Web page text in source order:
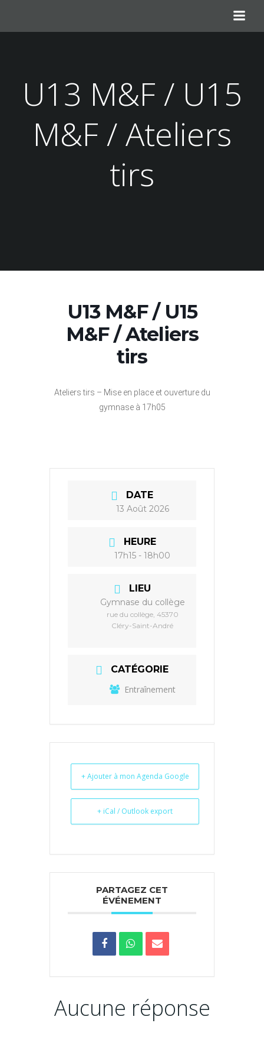
contenu
U13 M&F / U15
M&F / Ateliers
tirs
U13 M&F / U15
M&F / Ateliers
tirs
Ateliers tirs – Mise en place et ouverture du
gymnase à 17h05
DATE
13 Août 2026
HEURE
17h15 - 18h00
LIEU
Gymnase du collège
rue du collège, 45370
Cléry-Saint-André
CATÉGORIE
Entraînement
+ Ajouter à mon Agenda Google
+ iCal / Outlook export
PARTAGEZ CET
ÉVÉNEMENT
Aucune réponse